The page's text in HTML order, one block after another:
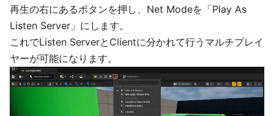
再生の右にあるボタンを押し、Net Modeを「Play As
Listen Server」にします。
これでListen ServerとClientに分かれて行うマルチプレイ
ヤーが可能になります。